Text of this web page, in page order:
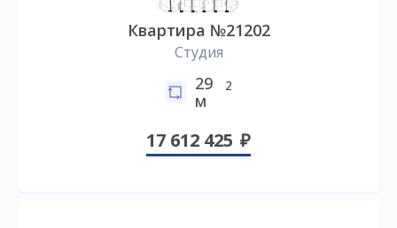
Квартира №21202
Студия
29
м
2
17 612 425